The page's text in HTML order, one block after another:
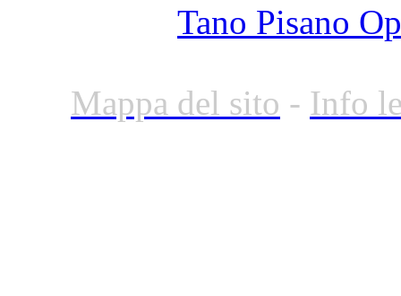
Tano Pisano
Mappa del sito - Info